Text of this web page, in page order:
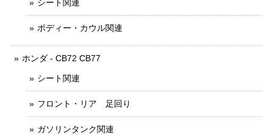
シート関連
ボディー・カウル関連
ホンダ - CB72 CB77
シート関連
フロント・リア 足回り
ガソリンタンク関連